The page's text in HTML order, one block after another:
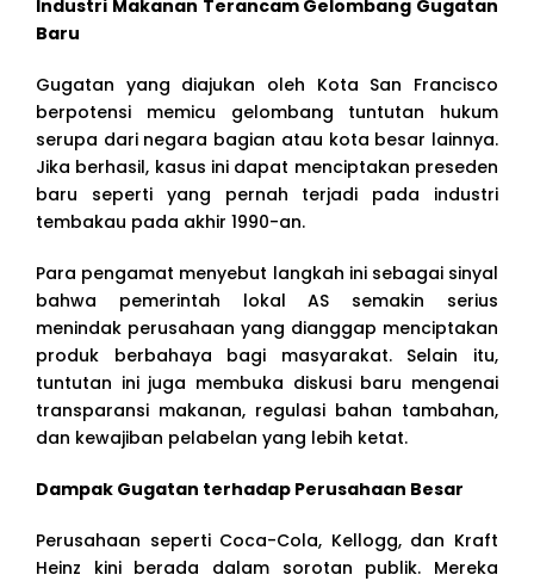
Industri Makanan Terancam Gelombang Gugatan
Baru
Gugatan yang diajukan oleh Kota San Francisco
berpotensi memicu gelombang tuntutan hukum
serupa dari negara bagian atau kota besar lainnya.
Jika berhasil, kasus ini dapat menciptakan preseden
baru seperti yang pernah terjadi pada industri
tembakau pada akhir 1990-an.
Para pengamat menyebut langkah ini sebagai sinyal
bahwa pemerintah lokal AS semakin serius
menindak perusahaan yang dianggap menciptakan
produk berbahaya bagi masyarakat. Selain itu,
tuntutan ini juga membuka diskusi baru mengenai
transparansi makanan, regulasi bahan tambahan,
dan kewajiban pelabelan yang lebih ketat.
Dampak Gugatan terhadap Perusahaan Besar
Perusahaan seperti Coca-Cola, Kellogg, dan Kraft
Heinz kini berada dalam sorotan publik. Mereka